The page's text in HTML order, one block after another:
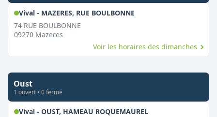
Vival - MAZERES, RUE BOULBONNE,
74 RUE BOULBONNE
09270 Mazeres
Voir les horaires des dimanches
Oust
1 ouvert • 0fermé
Vival - OUST, HAMEAU ROQUEMAUREL,